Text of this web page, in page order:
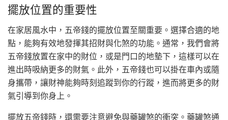
擺放位置的重要性
在家居風水中，五帝錢的擺放位置至關重要。選擇合適的地
點，能夠有效地發揮其招財與化煞的功能。通常，我們會將
五帝錢放置在家中的財位，或是門口的地墊下，這樣可以在
進出時吸納更多的財氣。此外，五帝錢也可以掛在車內或隨
身攜帶，讓財神能夠時刻追蹤到你的行蹤，進而將更多的財
氣引導到你身上。
擺放五帝錢時，還需要注意避免與藥罐煞的衝突。藥罐煞通